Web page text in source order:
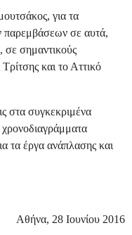
για τα
παρεμβάσεων σε αυτά,
σε σημαντικούς
και το Αττικό
στα συγκεκριμένα
χρονοδιαγράμματα
τα έργα ανάπλασης και
Αθήνα, 28 Ιουνίου 2016